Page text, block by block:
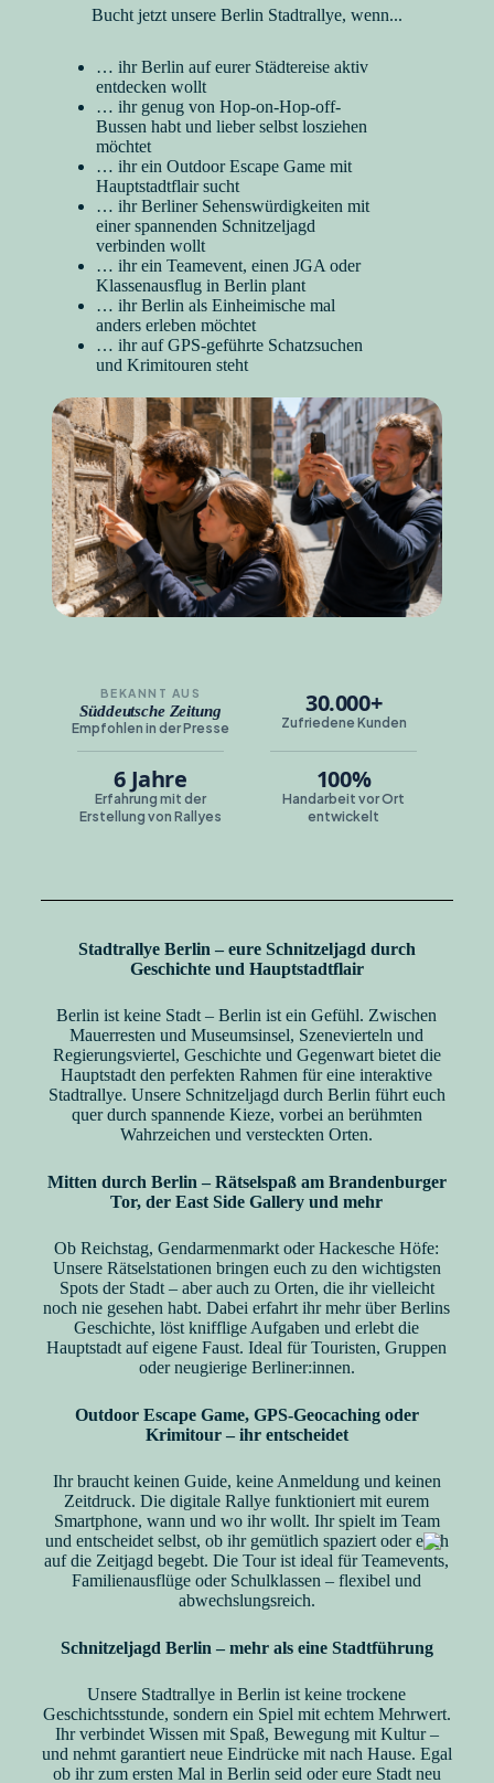
Bucht jetzt unsere Berlin Stadtrallye, wenn...
… ihr Berlin auf eurer Städtereise aktiv
entdecken wollt
… ihr genug von Hop-on-Hop-off-
Bussen habt und lieber selbst losziehen
möchtet
… ihr ein Outdoor Escape Game mit
Hauptstadtflair sucht
… ihr Berliner Sehenswürdigkeiten mit
einer spannenden Schnitzeljagd
verbinden wollt
… ihr ein Teamevent, einen JGA oder
Klassenausflug in Berlin plant
… ihr Berlin als Einheimische mal
anders erleben möchtet
… ihr auf GPS-geführte Schatzsuchen
und Krimitouren steht
BEKANNT AUS
Süddeutsche Zeitung
Empfohlen in der Presse
30.000+
Zufriedene Kunden
6 Jahre
Erfahrung mit der
Erstellung von Rallyes
100%
Handarbeit vor Ort
entwickelt
Stadtrallye Berlin – eure Schnitzeljagd durch
Geschichte und Hauptstadtflair
Berlin ist keine Stadt – Berlin ist ein Gefühl. Zwischen
Mauerresten und Museumsinsel, Szenevierteln und
Regierungsviertel, Geschichte und Gegenwart bietet die
Hauptstadt den perfekten Rahmen für eine interaktive
Stadtrallye. Unsere Schnitzeljagd durch Berlin führt euch
quer durch spannende Kieze, vorbei an berühmten
Wahrzeichen und versteckten Orten.
Mitten durch Berlin – Rätselspaß am Brandenburger
Tor, der East Side Gallery und mehr
Ob Reichstag, Gendarmenmarkt oder Hackesche Höfe:
Unsere Rätselstationen bringen euch zu den wichtigsten
Spots der Stadt – aber auch zu Orten, die ihr vielleicht
noch nie gesehen habt. Dabei erfahrt ihr mehr über Berlins
Geschichte, löst knifflige Aufgaben und erlebt die
Hauptstadt auf eigene Faust. Ideal für Touristen, Gruppen
oder neugierige Berliner:innen.
Outdoor Escape Game, GPS-Geocaching oder
Krimitour – ihr entscheidet
Ihr braucht keinen Guide, keine Anmeldung und keinen
Zeitdruck. Die digitale Rallye funktioniert mit eurem
Smartphone, wann und wo ihr wollt. Ihr spielt im Team
und entscheidet selbst, ob ihr gemütlich spaziert oder euch
auf die Zeitjagd begebt. Die Tour ist ideal für Teamevents,
Familienausflüge oder Schulklassen – flexibel und
abwechslungsreich.
Schnitzeljagd Berlin – mehr als eine Stadtführung
Unsere Stadtrallye in Berlin ist keine trockene
Geschichtsstunde, sondern ein Spiel mit echtem Mehrwert.
Ihr verbindet Wissen mit Spaß, Bewegung mit Kultur –
und nehmt garantiert neue Eindrücke mit nach Hause. Egal
ob ihr zum ersten Mal in Berlin seid oder eure Stadt neu